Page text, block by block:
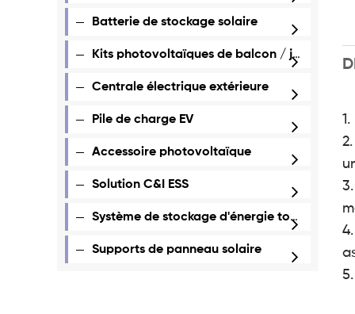
Batterie de stockage solaire
Kits photovoltaïques de balcon / jardin
Centrale électrique extérieure
Pile de charge EV
Accessoire photovoltaïque
Solution C&I ESS
Système de stockage d'énergie tout-en-un
Supports de panneau solaire